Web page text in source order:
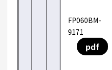
FP060BM-
9171
pdf